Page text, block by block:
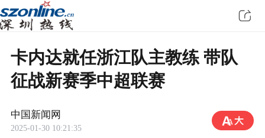
卡内达就任浙江队主教练 带队
征战新赛季中超联赛
中国新闻网
2025-01-30 10:21:35